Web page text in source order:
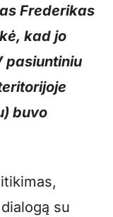
Frederikas
kad jo
pasiuntiniu
buvo
su